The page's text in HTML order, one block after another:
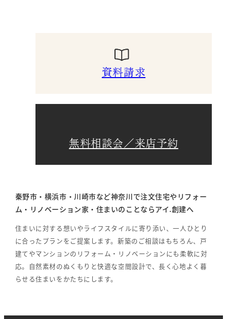
資料請求
無料相談会／来店予約
秦野市・横浜市・川崎市など神奈川で注文住宅やリフォー
ム・リノベーション家・住まいのことならアイ.創建へ
住まいに対する想いやライフスタイルに寄り添い、一人ひとり
に合ったプランをご提案します。新築のご相談はもちろん、戸
建てやマンションのリフォーム・リノベーションにも柔軟に対
応。自然素材のぬくもりと快適な空間設計で、長く心地よく暮
らせる住まいをかたちにします。